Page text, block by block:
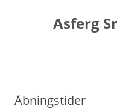
Asferg
Åbningstider